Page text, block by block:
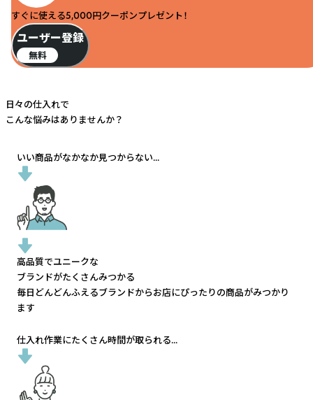
すぐに使える5,000円クーポンプレゼント！
ユーザー登録
無料
日々の仕入れで
こんな悩みはありませんか？
いい商品がなかなか見つからない...
高品質でユニークな
ブランドがたくさんみつかる
毎日どんどんふえるブランドからお店にぴったりの商品がみつかり
ます
仕入れ作業にたくさん時間が取られる...